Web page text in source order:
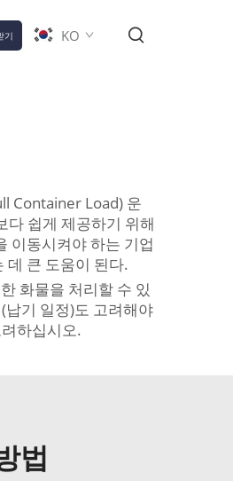
기 KO
Container Load) 운
다 쉽게 제공하기 위해
이동시켜야 하는 기업
데 큰 도움이 된다.
화물을 처리할 수 있
기 일정)도 고려해야
하십시오.
법